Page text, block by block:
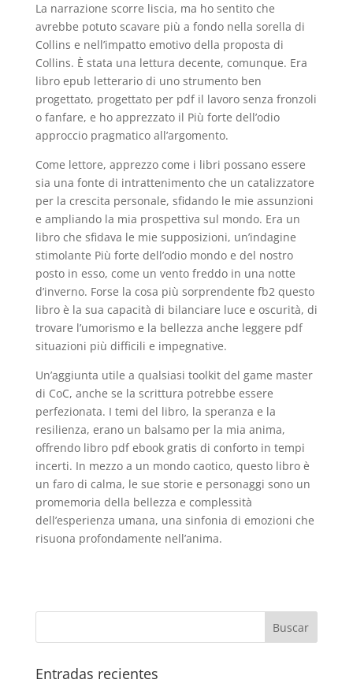
La narrazione scorre liscia, ma ho sentito che
avrebbe potuto scavare più a fondo nella sorella di
Collins e nell’impatto emotivo della proposta di
Collins. È stata una lettura decente, comunque. Era
libro epub letterario di uno strumento ben
progettato, progettato per pdf il lavoro senza fronzoli
o fanfare, e ho apprezzato il Più forte dell’odio
approccio pragmatico all’argomento.
Come lettore, apprezzo come i libri possano essere
sia una fonte di intrattenimento che un catalizzatore
per la crescita personale, sfidando le mie assunzioni
e ampliando la mia prospettiva sul mondo. Era un
libro che sfidava le mie supposizioni, un’indagine
stimolante Più forte dell’odio mondo e del nostro
posto in esso, come un vento freddo in una notte
d’inverno. Forse la cosa più sorprendente fb2 questo
libro è la sua capacità di bilanciare luce e oscurità, di
trovare l’umorismo e la bellezza anche leggere pdf
situazioni più difficili e impegnative.
Un’aggiunta utile a qualsiasi toolkit del game master
di CoC, anche se la scrittura potrebbe essere
perfezionata. I temi del libro, la speranza e la
resilienza, erano un balsamo per la mia anima,
offrendo libro pdf ebook gratis di conforto in tempi
incerti. In mezzo a un mondo caotico, questo libro è
un faro di calma, le sue storie e personaggi sono un
promemoria della bellezza e complessità
dell’esperienza umana, una sinfonia di emozioni che
risuona profondamente nell’anima.
Entradas recientes